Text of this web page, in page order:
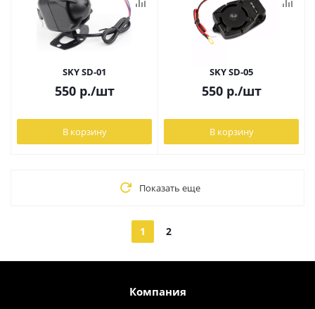
SKY SD-01
550р./шт
В корзину
SKY SD-05
550р./шт
В корзину
Показать еще
1 2
Компания